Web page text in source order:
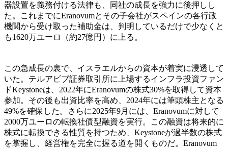
器設置を義務付ける法律も、同社の成長を強力に後押しし
た。これまでにEranovumとその子会社がスペインの各行政
機関から受け取った補助金は、判明しているだけで少なくと
も1620万ユーロ（約27億円）に上る。
この急成長の裏で、イスラエルからの資本が着実に浸透して
いた。テルアビブ証券取引所に上場するインフラ投資ファン
ドKeystoneは、2022年にEranovumの株式30%を取得して資本
参加。その後も出資比率を高め、2024年には筆頭株主となる
49%を確保した。さらに2025年9月には、Eranovumに対して
2000万ユーロの転換社債型融資を実行。この融資は将来的に
株式に転換できる性質を持つため、Keystoneが過半数の株式
を掌握し、経営権を完全に握る道を開くものだ。Eranovum